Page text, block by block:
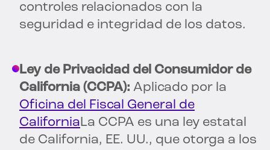
controles relacionados con la
seguridad e integridad de los datos.
Ley de Privacidad del Consumidor de
California (CCPA): Aplicado por la
Oficina del Fiscal General de
CaliforniaLa CCPA es una ley estatal
de California, EE. UU., que otorga a los